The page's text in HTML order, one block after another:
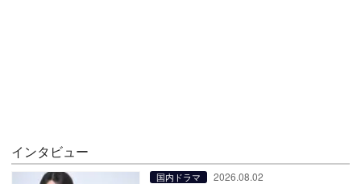
インタビュー
国内ドラマ 2026.08.02